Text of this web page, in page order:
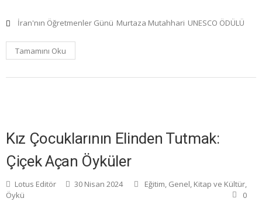
İran'nın Öğretmenler Günü Murtaza Mutahhari UNESCO ÖDÜLÜ
Tamamını Oku
Kız Çocuklarının Elinden Tutmak:
Çiçek Açan Öyküler
Lotus Editör 30 Nisan 2024 Eğitim, Genel, Kitap ve Kültür,
Öykü
0